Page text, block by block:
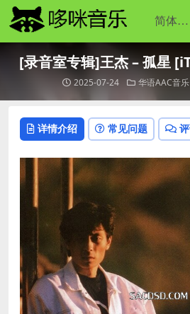
[录音室专辑]王杰 – 孤星
2025-07-24 华语AAC音乐
详情介绍 常见问题